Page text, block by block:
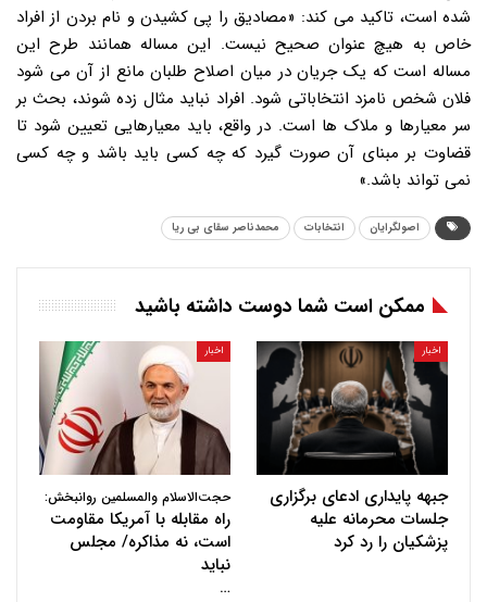
شده است، تاکید می کند: «مصادیق را پی کشیدن و نام بردن از افراد
خاص به هیچ عنوان صحیح نیست. این مساله همانند طرح این
مساله است که یک جریان در میان اصلاح طلبان مانع از آن می شود
فلان شخص نامزد انتخاباتی شود. افراد نباید مثال زده شوند، بحث بر
سر معیارها و ملاک ها است. در واقع، باید معیارهایی تعیین شود تا
قضاوت بر مبنای آن صورت گیرد که چه کسی باید باشد و چه کسی
نمی تواند باشد.»
اصولگرایان انتخابات محمدناصر سقای بی ریا
ممکن است شما دوست داشته باشید
اخبار
جبهه پایداری ادعای برگزاری
جلسات محرمانه علیه
پزشکیان را رد کرد
اخبار
حجت‌الاسلام والمسلمین روانبخش:
راه مقابله با آمریکا مقاومت
است، نه مذاکره/ مجلس
نباید
…